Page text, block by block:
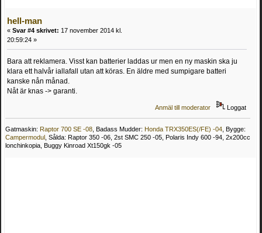
hell-man
« Svar #4 skrivet: 17 november 2014 kl.
20:59:24 »
Bara att reklamera. Visst kan batterier laddas ur men en ny maskin ska ju
klara ett halvår iallafall utan att köras. En äldre med sumpigare batteri
kanske nån månad.
Nåt är knas -> garanti.
Anmäl till moderator Loggat
Gatmaskin: Raptor 700 SE -08 , Badass Mudder: Honda TRX350ES(/FE) -04 , Bygge:
Campermodul , Sålda: Raptor 350 -06, 2st SMC 250 -05, Polaris Indy 600 -94, 2x200cc
lonchinkopia, Buggy Kinroad Xt150gk -05